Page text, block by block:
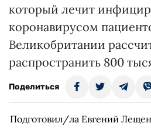
который лечит
коронавирусом
Великобритании
распространить 800
Поделиться
Подготовил/ла Евгений